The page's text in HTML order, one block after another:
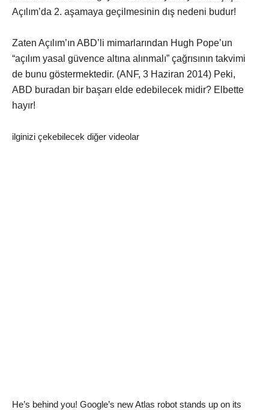
Açılım’da 2. aşamaya geçilmesinin dış nedeni budur!
Zaten Açılım’ın ABD’li mimarlarından Hugh Pope’un
“açılım yasal güvence altına alınmalı” çağrısının takvimi
de bunu göstermektedir. (ANF, 3 Haziran 2014) Peki,
ABD buradan bir başarı elde edebilecek midir? Elbette
hayır!
ilginizi çekebilecek diğer videolar
He’s behind you! Google’s new Atlas robot stands up on its